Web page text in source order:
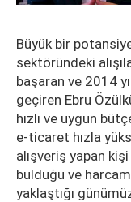
Büyük bir
sektöründeki
başaran ve 2014
geçiren Ebru
hızlı ve uygun
e-ticaret hızla
alışveriş yapan
bulduğu ve
yaklaştığı